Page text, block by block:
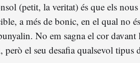
(petit, la veritat) és que els
a més de bonic, en el qual no
No em sagna el cor davant
el seu desafia qualsevol tipus